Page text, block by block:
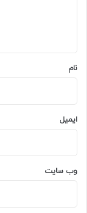
نام
ایمیل
وب‌ سایت